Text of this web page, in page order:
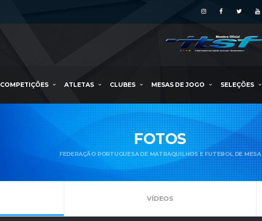
COMPETIÇÕES ATLETAS CLUBES MESAS DE JOGO SELEÇÕES
FOTOS
FEDERAÇÃO PORTUGUESA DE MATRAQUILHOS E FUTEBOL DE MESA
VÍDEOS